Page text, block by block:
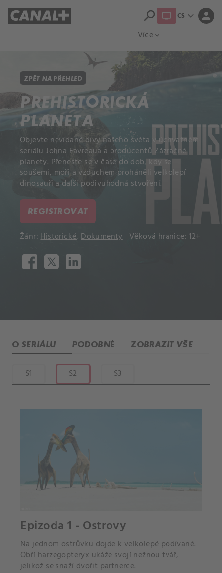
Více expand_more
search CS expand_more person
ZPĚT NA PŘEHLED
PREHISTORICKÁ
PLANETA
Objevte nevídané divy našeho světa v úchvatném
seriálu Johna Favreaua a producentů Zázračné
planety. Přeneste se v čase do dob, kdy se
soušemi, moři a vzduchem proháněli velkolepí
dinosauři a další podivuhodná stvoření.
REGISTROVAT
Žánr:Historické,Dokumenty Věková hranice: 12+
O SERIÁLU PODOBNÉ ZOBRAZIT VŠE
S1 S2 S3
Epizoda 1 - Ostrovy
Na jednom ostrůvku dojde k velkolepé podívané.
Obří harzegopteryx ukáže svojí nežnou tvář,
jelikož se snaží dvořit partnerce.